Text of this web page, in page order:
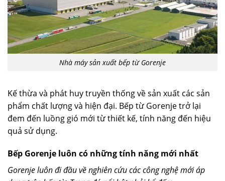
Nhà máy sản xuất bếp từ Gorenje
Kế thừa và phát huy truyền thống về sản xuất các sản
phẩm chất lượng và hiện đại. Bếp từ Gorenje trở lại
đem đến luồng gió mới từ thiết kế, tính năng đến hiệu
quả sử dụng.
Bếp Gorenje luôn có những tính năng mới nhất
Gorenje luôn đi đầu về nghiên cứu các công nghệ mới áp